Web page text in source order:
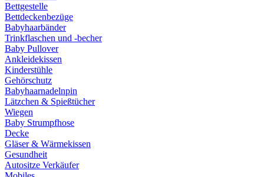
Bettgestelle
Bettdeckenbezüge
Babyhaarbänder
Trinkflaschen und -becher
Baby Pullover
Ankleidekissen
Kinderstühle
Gehörschutz
Babyhaarnadelnpin
Lätzchen & Spießtücher
Wiegen
Baby Strumpfhose
Decke
Gläser & Wärmekissen
Gesundheit
Autositze Verkäufer